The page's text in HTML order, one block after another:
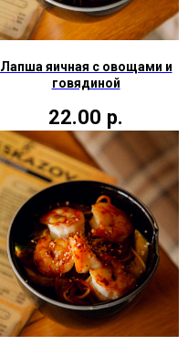
Лапша яичная с овощами и
говядиной
22.00 р.